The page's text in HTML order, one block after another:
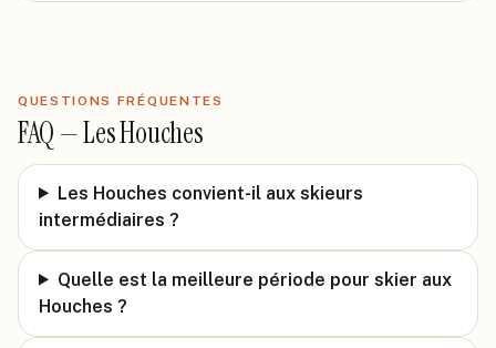
QUESTIONS FRÉQUENTES
FAQ —Les Houches
Les Houches convient-il aux skieurs
intermédiaires ?
Quelle est la meilleure période pour skier aux
Houches ?